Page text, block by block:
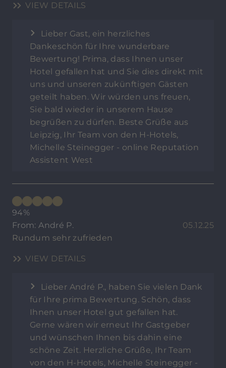
VIEW DETAILS
Lieber Gast, ein herzliches
Dankeschön für Ihre wunderbare
Bewertung! Prima, dass Ihnen unser
Hotel gefallen hat und Sie dies direkt mit
uns und unseren zukünftigen Gästen
geteilt haben. Wir würden uns freuen,
Sie bald wieder in unserem Hause
begrüßen zu dürfen. Beste Grüße aus
Leipzig, Ihr Team von den H-Hotels,
Michelle Steinegger - online Reputation
Assistent West
94%
From: André P.
05.12.25
Rundum sehr zufrieden
VIEW DETAILS
Lieber André P., haben Sie vielen Dank
für Ihre prima Bewertung. Schön, dass
Ihnen unser Hotel gut gefallen hat.
Gerne wären wir erneut Ihr Gastgeber
und wünschen Ihnen bis dahin eine
schöne Zeit. Herzliche Grüße, Ihr Team
von den H-Hotels, Michelle Steinegger -